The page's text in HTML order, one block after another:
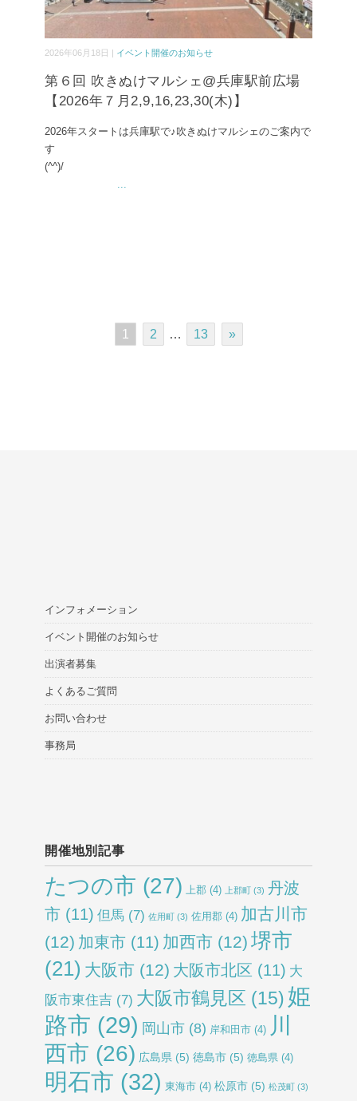
2026年06月18日 | イベント開催のお知らせ
第６回 吹きぬけマルシェ@兵庫駅前広場
【2026年７月2,9,16,23,30(木)】
2026年スタートは兵庫駅で♪吹きぬけマルシェのご案内で
す
(^^)/
...
1 2 … 13 »
インフォメーション
イベント開催のお知らせ
出演者募集
よくあるご質問
お問い合わせ
事務局
開催地別記事
たつの市 (27) 上郡 (4) 上郡町 (3) 丹波
市 (11) 但馬 (7) 佐用町 (3) 佐用郡 (4) 加古川市
(12) 加東市 (11) 加西市 (12) 堺市
(21) 大阪市 (12) 大阪市北区 (11) 大
阪市東住吉 (7) 大阪市鶴見区 (15) 姫
路市 (29) 岡山市 (8) 岸和田市 (4) 川
西市 (26) 広島県 (5) 徳島市 (5) 徳島県 (4)
明石市 (32) 東海市 (4) 松原市 (5) 松茂町 (3)